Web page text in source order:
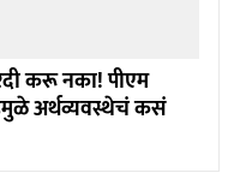
करू नका! पीएम
अर्थव्यवस्थेचं कसं